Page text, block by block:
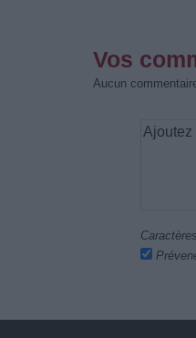
Vos
Aucun